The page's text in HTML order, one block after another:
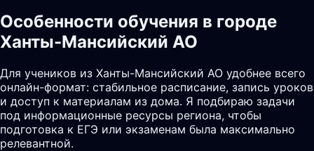
Особенности обучения в городе
Ханты-Мансийский АО
Для учеников из Ханты-Мансийский АО удобнее всего
онлайн-формат: стабильное расписание, запись уроков
и доступ к материалам из дома. Я подбираю задачи
под информационные ресурсы региона, чтобы
подготовка к ЕГЭ или экзаменам была максимально
релевантной.